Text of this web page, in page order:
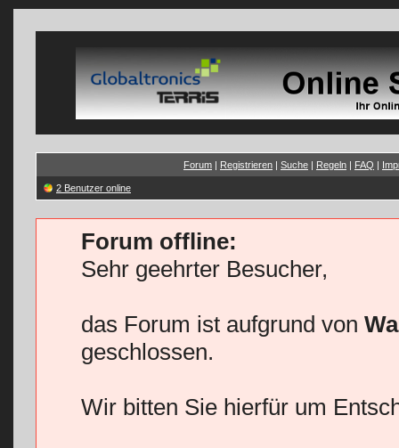
Forum | Registrieren | Suche | Regeln | FAQ |
2 Benutzer online
Forum offline:
Sehr geehrter Besucher,
das Forum ist aufgrund von
geschlossen.
Wir bitten Sie hierfür um